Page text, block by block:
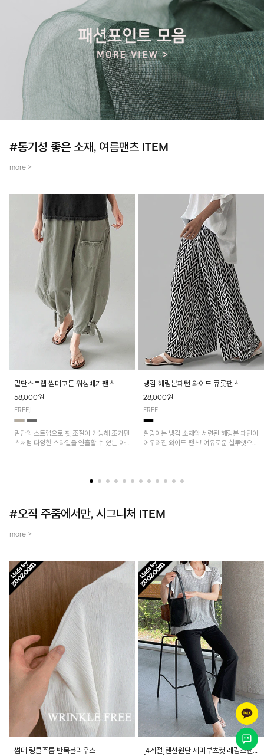
#통기성 좋은 소재, 여름팬츠 ITEM
more >
밑단스트랩 썸머코튼 워싱배기팬츠
58,000원
FREE,L
밑단의 스트랩으로 핏 조절이 가능해 조거팬
츠처럼 다양한 스타일을 연출할 수 있는 아
냉감 헤링본패턴 와이드 큐롯팬츠
28,000원
FREE
찰랑이는 냉감 소재와 세련된 헤링본 패턴이
어우러진 와이드 팬츠! 여유로운 실루엣으로
#오직 주줌에서만, 시그니처 ITEM
more >
썸머 링클주름 반목블라우스 [4계절]텐션원단 세미부츠컷 레깅스팬